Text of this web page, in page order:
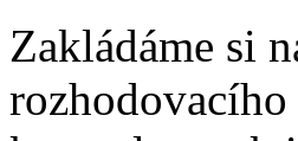
Zakládáme si